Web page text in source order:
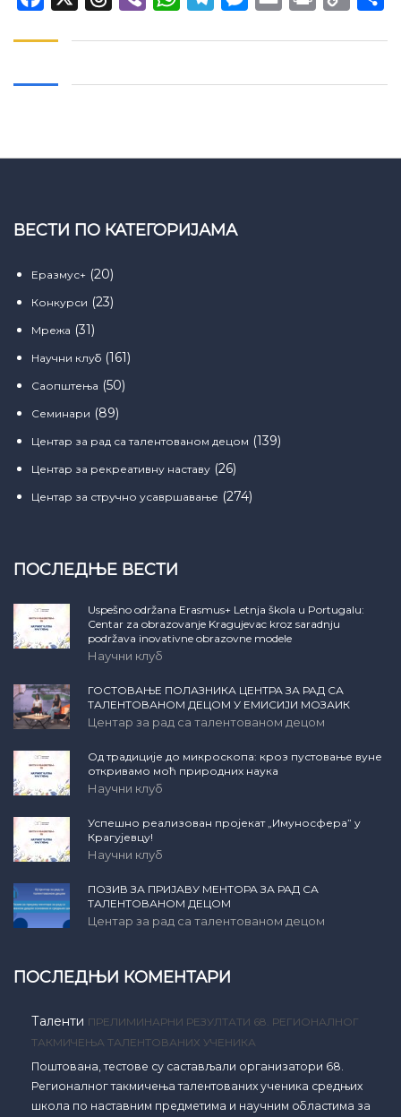
ВЕСТИ ПО КАТЕГОРИЈАМА
Еразмус+ (20)
Конкурси (23)
Мрежа (31)
Научни клуб (161)
Саопштења (50)
Семинари (89)
Центар за рад са талентованом децом (139)
Центар за рекреативну наставу (26)
Центар за стручно усавршавање (274)
ПОСЛЕДЊЕ ВЕСТИ
Uspešno održana Erasmus+ Letnja škola u Portugalu:
Centar za obrazovanje Kragujevac kroz saradnju
podržava inovativne obrazovne modele
Научни клуб
ГОСТОВАЊЕ ПОЛАЗНИКА ЦЕНТРА ЗА РАД СА
ТАЛЕНТОВАНОМ ДЕЦОМ У ЕМИСИЈИ МОЗАИК
Центар за рад са талентованом децом
Од традиције до микроскопа: кроз пустовање вуне
откривамо моћ природних наука
Научни клуб
Успешно реализован пројекат „Имуносфера” у
Крагујевцу!
Научни клуб
ПОЗИВ ЗА ПРИЈАВУ МЕНТОРА ЗА РАД СА
ТАЛЕНТОВАНОМ ДЕЦОМ
Центар за рад са талентованом децом
ПОСЛЕДЊИ КОМЕНТАРИ
Таленти ПРЕЛИМИНАРНИ РЕЗУЛТАТИ 68. РЕГИОНАЛНОГ
ТАКМИЧЕЊА ТАЛЕНТОВАНИХ УЧЕНИКА
Поштована, тестове су састављали организатори 68.
Регионалног такмичења талентованих ученика средњих
школа по наставним предметима и научним областима за